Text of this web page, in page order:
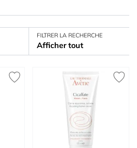
FILTRER LA RECHERCHE
Afficher tout